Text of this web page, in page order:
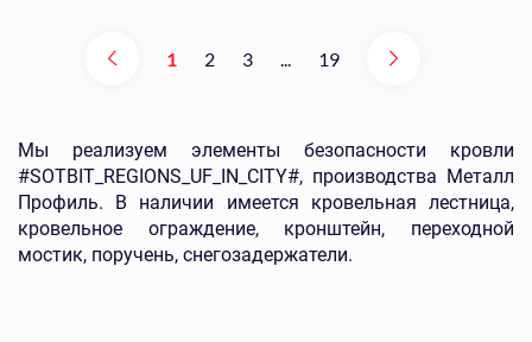
1 2 3 ... 19
Мы реализуем элементы безопасности кровли
#SOTBIT_REGIONS_UF_IN_CITY#, производства Металл
Профиль. В наличии имеется кровельная лестница,
кровельное ограждение, кронштейн, переходной
мостик, поручень, снегозадержатели.